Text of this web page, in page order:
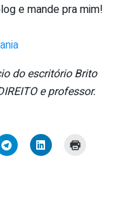
e mande pra mim!
do escritório Brito
e professor.